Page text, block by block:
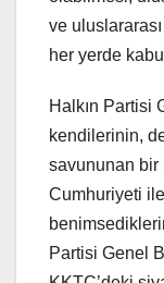
ve
her yerde
Halkın Partisi
kendilerinin,
savununan bir
Cumhuriyeti ile
Partisi Genel